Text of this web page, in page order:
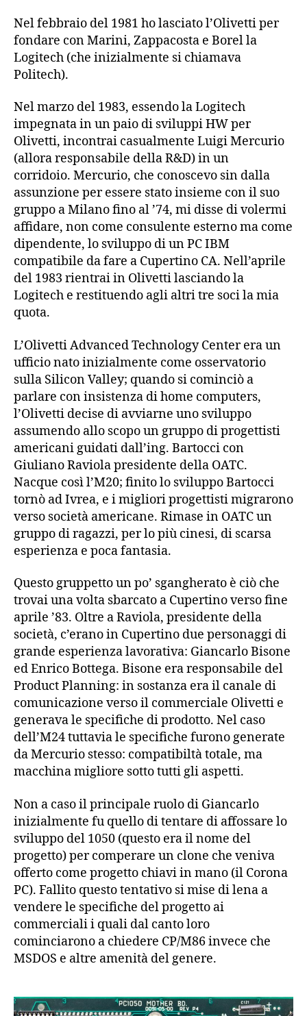
Nel febbraio del 1981 ho lasciato l’Olivetti per
fondare con Marini, Zappacosta e Borel la
Logitech (che inizialmente si chiamava
Politech).
Nel marzo del 1983, essendo la Logitech
impegnata in un paio di sviluppi HW per
Olivetti, incontrai casualmente Luigi Mercurio
(allora responsabile della R&D) in un
corridoio. Mercurio, che conoscevo sin dalla
assunzione per essere stato insieme con il suo
gruppo a Milano fino al ’74, mi disse di volermi
affidare, non come consulente esterno ma come
dipendente, lo sviluppo di un PC IBM
compatibile da fare a Cupertino CA. Nell’aprile
del 1983 rientrai in Olivetti lasciando la
Logitech e restituendo agli altri tre soci la mia
quota.
L’Olivetti Advanced Technology Center era un
ufficio nato inizialmente come osservatorio
sulla Silicon Valley; quando si cominciò a
parlare con insistenza di home computers,
l’Olivetti decise di avviarne uno sviluppo
assumendo allo scopo un gruppo di progettisti
americani guidati dall’ing. Bartocci con
Giuliano Raviola presidente della OATC.
Nacque così l’M20; finito lo sviluppo Bartocci
tornò ad Ivrea, e i migliori progettisti migrarono
verso società americane. Rimase in OATC un
gruppo di ragazzi, per lo più cinesi, di scarsa
esperienza e poca fantasia.
Questo gruppetto un po’ sgangherato è ciò che
trovai una volta sbarcato a Cupertino verso fine
aprile ’83. Oltre a Raviola, presidente della
società, c’erano in Cupertino due personaggi di
grande esperienza lavorativa: Giancarlo Bisone
ed Enrico Bottega. Bisone era responsabile del
Product Planning: in sostanza era il canale di
comunicazione verso il commerciale Olivetti e
generava le specifiche di prodotto. Nel caso
dell’M24 tuttavia le specifiche furono generate
da Mercurio stesso: compatibiltà totale, ma
macchina migliore sotto tutti gli aspetti.
Non a caso il principale ruolo di Giancarlo
inizialmente fu quello di tentare di affossare lo
sviluppo del 1050 (questo era il nome del
progetto) per comperare un clone che veniva
offerto come progetto chiavi in mano (il Corona
PC). Fallito questo tentativo si mise di lena a
vendere le specifiche del progetto ai
commerciali i quali dal canto loro
cominciarono a chiedere CP/M86 invece che
MSDOS e altre amenità del genere.